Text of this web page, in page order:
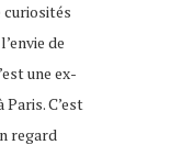
curiosités
de
une ex-
C’est
regard